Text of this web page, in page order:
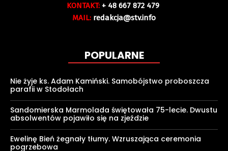
KONTAKT: + 48 667 872 479
MAIL: redakcja@stv.info
POPULARNE
Nie żyje ks. Adam Kamiński. Samobójstwo proboszcza
parafii w Stodołach
Sandomierska Marmolada świętowała 75-lecie. Dwustu
absolwentów pojawiło się na zjeździe
Ewelinę Bień żegnały tłumy. Wzruszająca ceremonia
pogrzebowa